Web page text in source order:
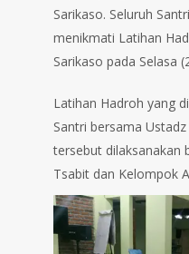
Sarikaso. Seluruh
menikmati Latihan
Sarikaso pada Selasa
Latihan Hadroh yang
Santri bersama
tersebut dilaksanakan
Tsabit dan Kelompok